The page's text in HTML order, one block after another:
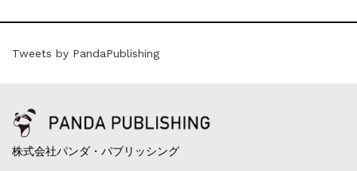
Tweets by PandaPublishing
株式会社パンダ・パブリッシング